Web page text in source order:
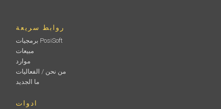
روابط سريعة
برمجيات PosiSoft
مبيعات
موارد
من نحن / الفعاليات
ما الجديد
ادوات